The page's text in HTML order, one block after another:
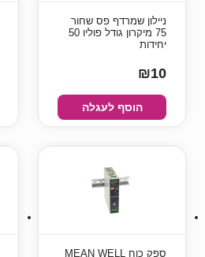
ניילון שמרדף פס שחור
75 מיקרון גודל פוליו 50
יחידות
₪10
הוסף לעגלה
ספק כוח MEAN WELL